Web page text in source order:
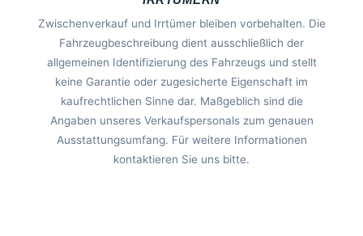
Zwischenverkauf und Irrtümer bleiben vorbehalten. Die
Fahrzeugbeschreibung dient ausschließlich der
allgemeinen Identifizierung des Fahrzeugs und stellt
keine Garantie oder zugesicherte Eigenschaft im
kaufrechtlichen Sinne dar. Maßgeblich sind die
Angaben unseres Verkaufspersonals zum genauen
Ausstattungsumfang. Für weitere Informationen
kontaktieren Sie uns bitte.